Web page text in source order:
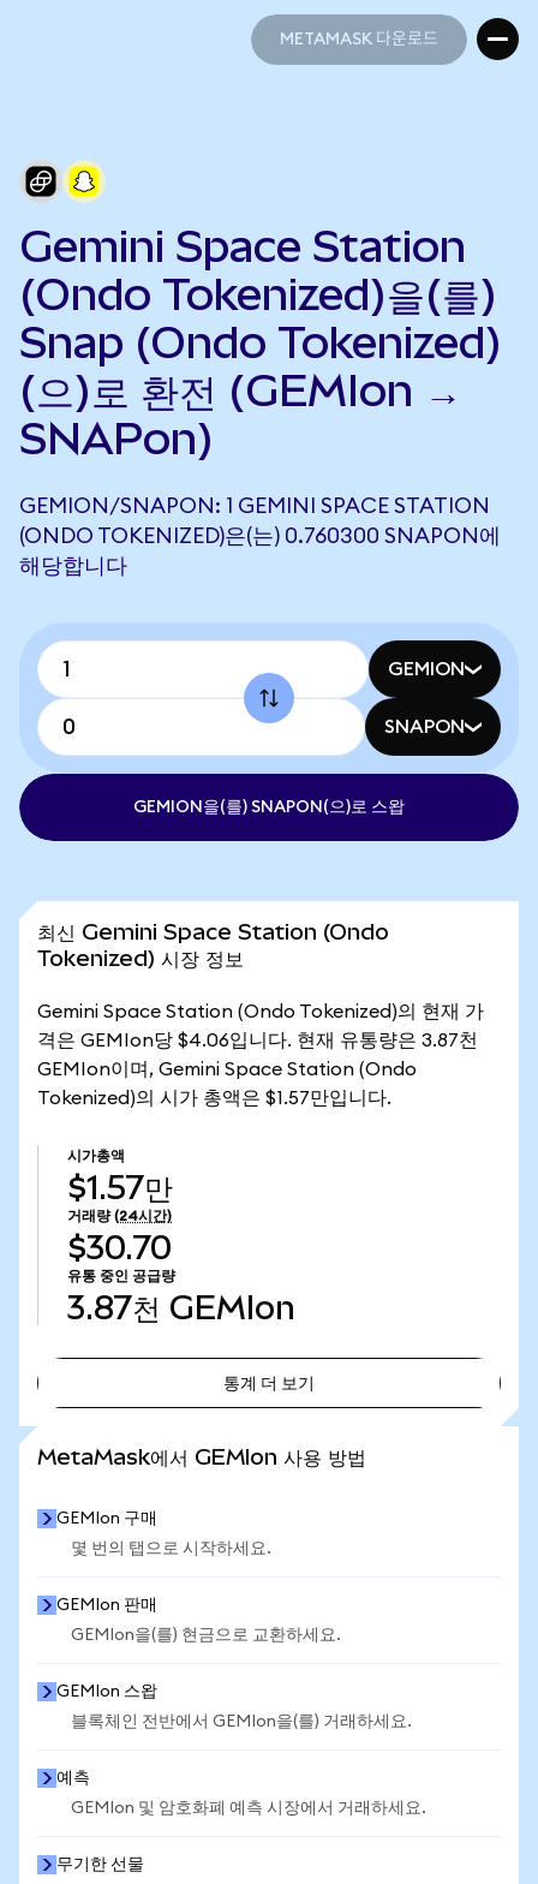
METAMASK 다운로드
Gemini Space Station
(Ondo Tokenized)을(를)
Snap (Ondo Tokenized)
(으)로 환전 (GEMIon →
SNAPon)
GEMION/SNAPON: 1 GEMINI SPACE STATION
(ONDO TOKENIZED)은(는) 0.760300 SNAPON에
해당합니다
GEMION
SNAPON
GEMION을(를) SNAPON(으)로 스왑
최신 Gemini Space Station (Ondo
Tokenized) 시장 정보
Gemini Space Station (Ondo Tokenized)의 현재 가
격은 GEMIon당 $4.06입니다. 현재 유통량은 3.87천
GEMIon이며, Gemini Space Station (Ondo
Tokenized)의 시가 총액은 $1.57만입니다.
시가총액
$1.57만
거래량 (24시간)
$30.70
유통 중인 공급량
3.87천 GEMIon
통계 더 보기
MetaMask에서 GEMIon 사용 방법
GEMIon 구매
몇 번의 탭으로 시작하세요.
GEMIon 판매
GEMIon을(를) 현금으로 교환하세요.
GEMIon 스왑
블록체인 전반에서 GEMIon을(를) 거래하세요.
예측
GEMIon 및 암호화폐 예측 시장에서 거래하세요.
무기한 선물